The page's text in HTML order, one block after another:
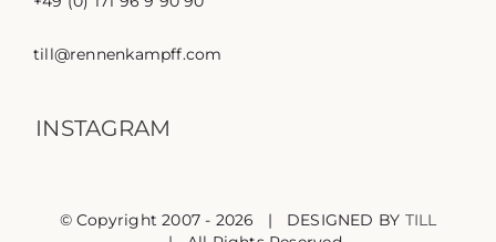
till@rennenkampff.com
INSTAGRAM
© Copyright 2007 - 2026 | DESIGNED BY TILL